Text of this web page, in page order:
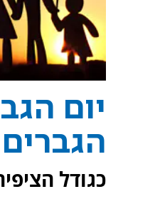
יום
כגודל